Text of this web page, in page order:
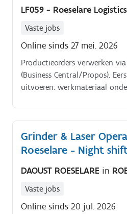
LF059 - Roeselare Logistics
Vaste jobs
Online sinds 27 mei. 2026
Productieorders verwerken
(Business Central/Propos).
uitvoeren: werkmateriaal
Grinder & Laser
Roeselare - Night
DAOUST ROESELARE in
Vaste jobs
Online sinds 20 jul. 2026